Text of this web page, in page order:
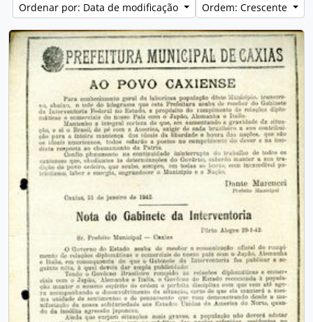
Ordenar por: Data de modificação
Ordem: Crescente